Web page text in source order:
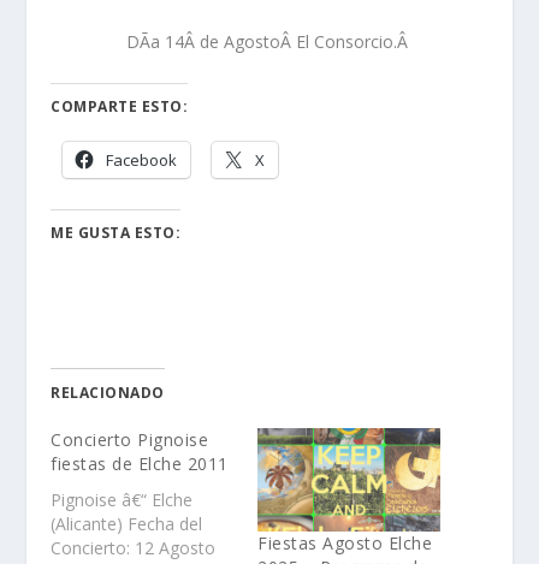
DÃ­a 14Â de AgostoÂ El Consorcio.Â
COMPARTE ESTO:
Facebook X
ME GUSTA ESTO:
RELACIONADO
Concierto Pignoise
fiestas de Elche 2011
Pignoise â€“ Elche
(Alicante) Fecha del
Concierto: 12 Agosto
Fiestas Agosto Elche